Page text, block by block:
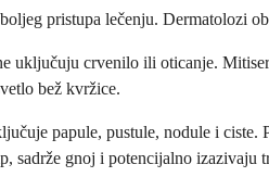
pristupa lečenju. Dermatolozi
uključuju crvenilo ili oticanje.
bež kvržice.
papule, pustule, nodule i
sadrže gnoj i potencijalno izazivaju